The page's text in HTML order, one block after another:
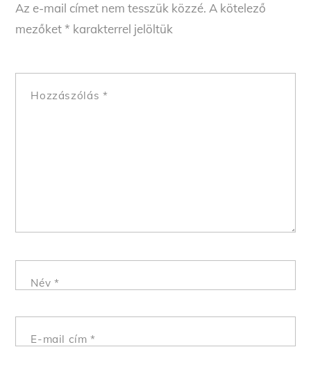
Az e-mail címet nem tesszük közzé. A kötelező
mezőket* karakterrel jelöltük
Hozzászólás *
Név *
E-mail cím*